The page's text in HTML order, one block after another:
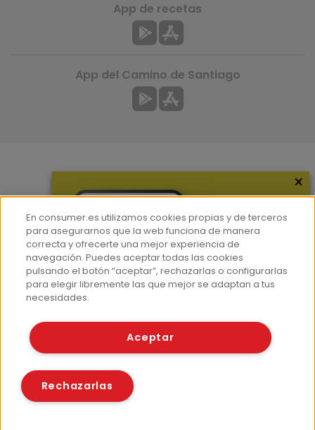
Hemeroteca
Contacto
Prensa
Corpus Lingüístico Consumer
App de recetas
App del Camino de Santiago
© Fundación EROSKI
Políticas de cookies
×
En consumer.es utilizamos cookies propias y de terceros
para asegurarnos que la web funciona de manera
correcta y ofrecerte una mejor experiencia de
navegación. Puedes aceptar todas las cookies
pulsando el botón “aceptar”, rechazarlas o configurarlas
para elegir libremente las que mejor se adaptan a tus
necesidades.
Aceptar
Rechazarlas